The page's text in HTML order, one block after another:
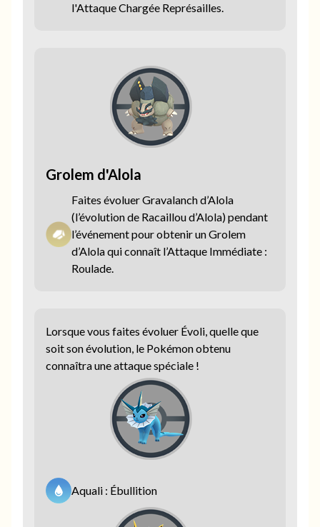
l'Attaque Chargée Représailles.
Grolem d'Alola
Faites évoluer Gravalanch d’Alola
(l’évolution de Racaillou d’Alola) pendant
l’événement pour obtenir un Grolem
d’Alola qui connaît l’Attaque Immédiate :
Roulade.
Lorsque vous faites évoluer Évoli, quelle que
soit son évolution, le Pokémon obtenu
connaîtra une attaque spéciale !
Aquali : Ébullition